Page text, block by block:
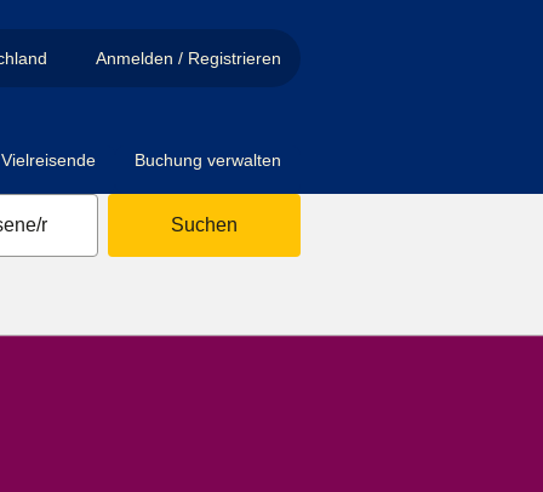
Anmelden / Registrieren
Vielreisende Buchung verwalten
r Suchen